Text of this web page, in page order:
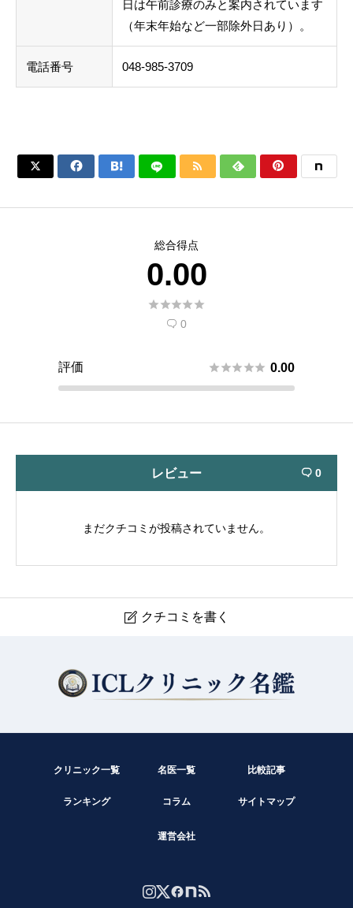
日は午前診療のみと案内されています
（年末年始など一部除外日あり）。
電話番号 048-985-3709
     
総合得点
0.00

 0
評価  0.00
レビュー  0
まだクチコミが投稿されていません。
 クチコミを書く
現在クチコミは投稿できません。
クリニック一覧 名医一覧 比較記事
ランキング コラム サイトマップ
運営会社